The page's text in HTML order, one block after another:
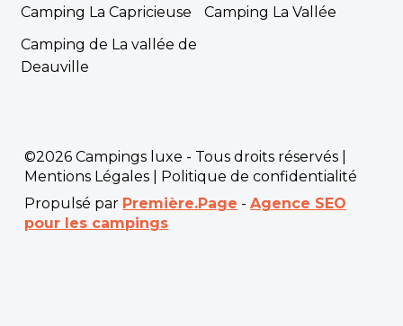
Camping La Capricieuse
Camping La Vallée
Camping de La vallée de
Deauville
©2026 Campings luxe - Tous droits réservés |
Mentions Légales
Politique de confidentialité
Propulsé par Première.Page -Agence SEO
pour les campings